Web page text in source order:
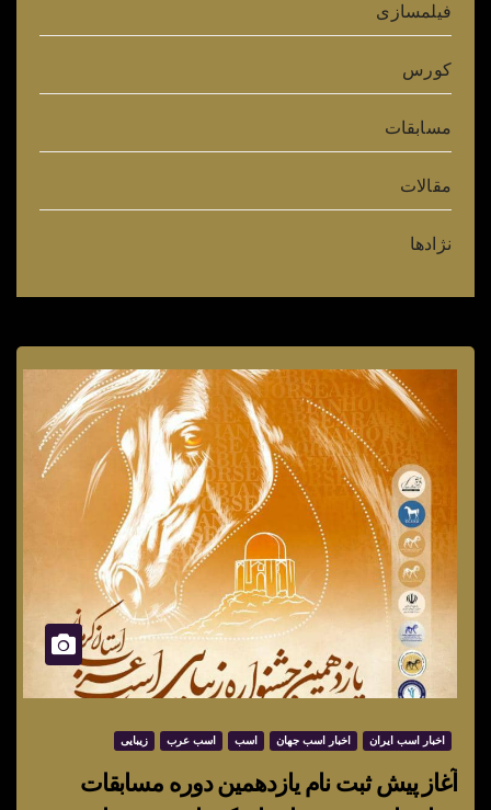
فیلمسازی
کورس
مسابقات
مقالات
نژادها
اخبار اسب ایران اخبار اسب جهان اسب اسب عرب زیبایی
آغاز پیش ثبت نام یازدهمین دوره مسابقات